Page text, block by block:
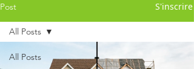
Post S'inscrire
All Posts
All Posts